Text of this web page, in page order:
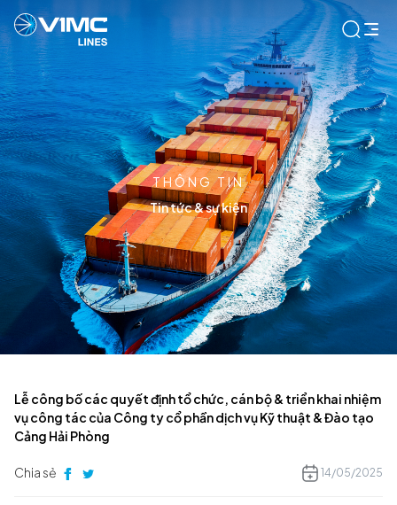
THÔNG TIN
Tin tức & sự kiện
Lễ công bố các quyết định tổ chức, cán bộ & triển khai nhiệm
vụ công tác của Công ty cổ phần dịch vụ Kỹ thuật & Đào tạo
Cảng Hải Phòng
Chia sẻ 14/05/2025